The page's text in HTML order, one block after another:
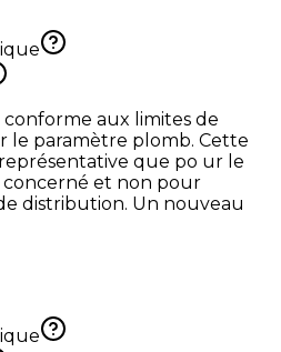
conforme aux limites de
paramètre plomb. Cette
que po ur le
concerné et non pour
distribution. Un nouveau